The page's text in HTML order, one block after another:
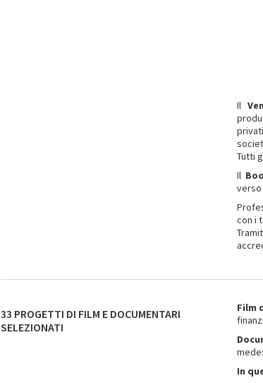
Il
Tutti
Il
verso
con i
33 PROGETTI DI FILM E DOCUMENTARI
SELEZIONATI
Film
In